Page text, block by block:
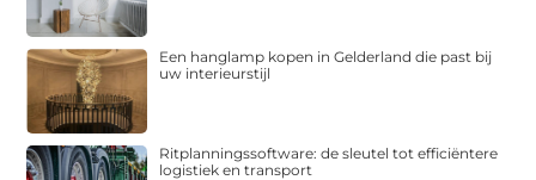
Een hanglamp kopen in Gelderland die past bij
uw interieurstijl
Ritplanningssoftware: de sleutel tot efficiëntere
logistiek en transport